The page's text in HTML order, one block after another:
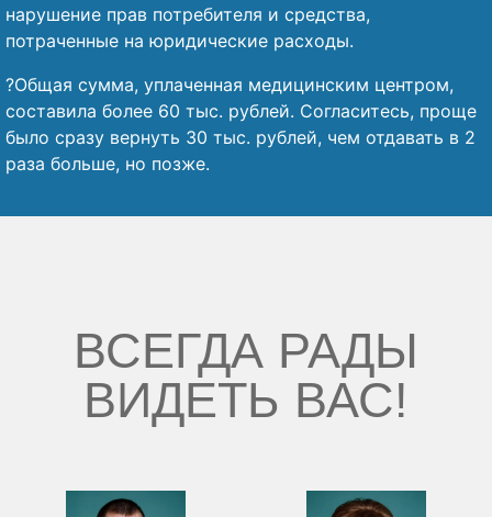
нарушение прав потребителя и средства,
потраченные на юридические расходы.
?Общая сумма, уплаченная медицинским центром,
составила более 60 тыс. рублей. Согласитесь, проще
было сразу вернуть 30 тыс. рублей, чем отдавать в 2
раза больше, но позже.
ВСЕГДА РАДЫ
ВИДЕТЬ ВАС!